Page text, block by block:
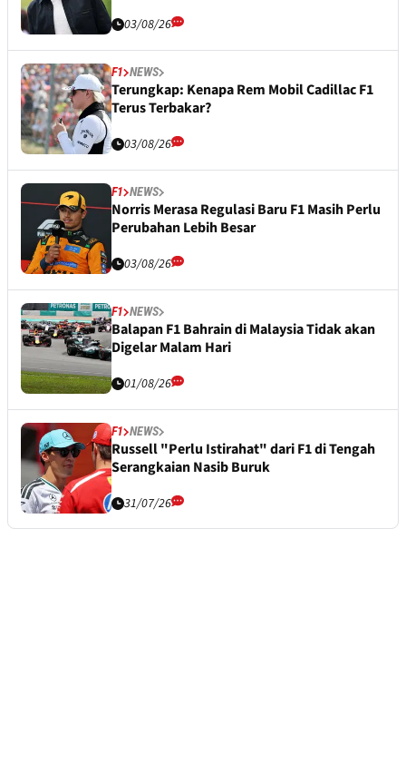
03/08/26
F1 NEWS
Terungkap: Kenapa Rem Mobil Cadillac F1
Terus Terbakar?
03/08/26
F1 NEWS
Norris Merasa Regulasi Baru F1 Masih Perlu
Perubahan Lebih Besar
03/08/26
F1 NEWS
Balapan F1 Bahrain di Malaysia Tidak akan
Digelar Malam Hari
01/08/26
F1 NEWS
Russell "Perlu Istirahat" dari F1 di Tengah
Serangkaian Nasib Buruk
31/07/26